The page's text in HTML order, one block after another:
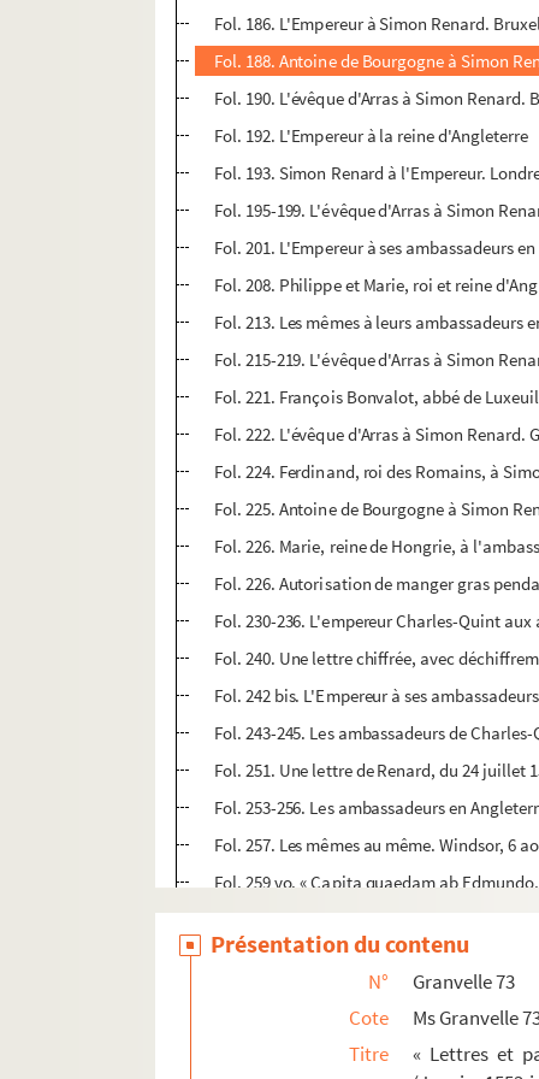
Fol. 186. L'Empereur à Simon Renard.
Fol. 188. Antoine de Bourgogne à Simon
Fol. 190. L'évêque d'Arras à Simon Renard.
Fol. 192. L'Empereur à la reine d'Angleterre
Fol. 193. Simon Renard à l'Empereur.
Fol. 195-199. L'évêque d'Arras à Simon
Fol. 201. L'Empereur à ses ambassadeurs
Fol. 208. Philippe et Marie, roi et reine
Fol. 213. Les mêmes à leurs ambassadeurs
Fol. 215-219. L'évêque d'Arras à Simon
Fol. 221. François Bonvalot, abbé de
Fol. 222. L'évêque d'Arras à Simon Renard.
Fol. 224. Ferdinand, roi des Romains, à
Fol. 225. Antoine de Bourgogne à Simon
Fol. 226. Marie, reine de Hongrie, à
Fol. 226. Autorisation de manger gras
Fol. 230-236. L'empereur Charles-Quint
Fol. 240. Une lettre chiffrée, avec
Fol. 242 bis. L'Empereur à ses
Fol. 243-245. Les ambassadeurs de
Fol. 251. Une lettre de Renard, du 24 juillet
Fol. 253-256. Les ambassadeurs en
Fol. 257. Les mêmes au même. Windsor, 6
Fol. 259 vo. « Capita quaedam ab
Fol. 265. Fragments d'une lettre écrite à
Fol. 267. Simon Renard à l'évêque d'Arras.
Fol. 268. Fragment d'une lettre des
Fol. 269. Un fragment de la main de
Fol. 270. Simon Renard à l'Empereur. (S. l.
Présentation du contenu
N°
Granvelle 73
Cote
Ms Granvelle
Titre
« Lettres et